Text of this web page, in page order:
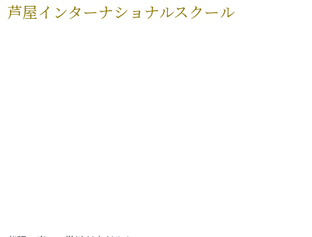
芦屋インターナショナルスクール